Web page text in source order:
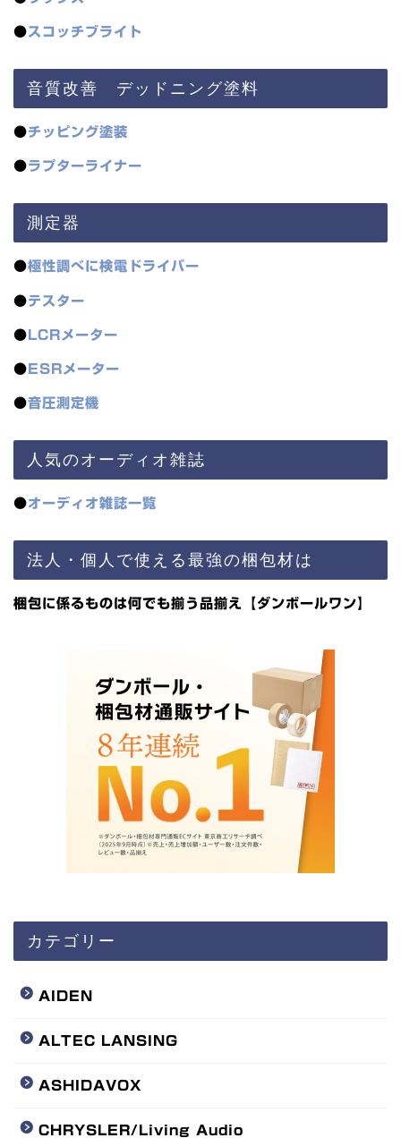
●スコッチブライト
音質改善 デッドニング塗料
●チッピング塗装
●ラプターライナー
測定器
●極性調べに検電ドライバー
●テスター
● LCRメーター
● ESRメーター
●音圧測定機
人気のオーディオ雑誌
●オーディオ雑誌一覧
法人・個人で使える最強の梱包材は
梱包に係るものは何でも揃う品揃え【ダンボールワン】
カテゴリー
AIDEN
ALTEC LANSING
ASHIDAVOX
CHRYSLER/Living Audio